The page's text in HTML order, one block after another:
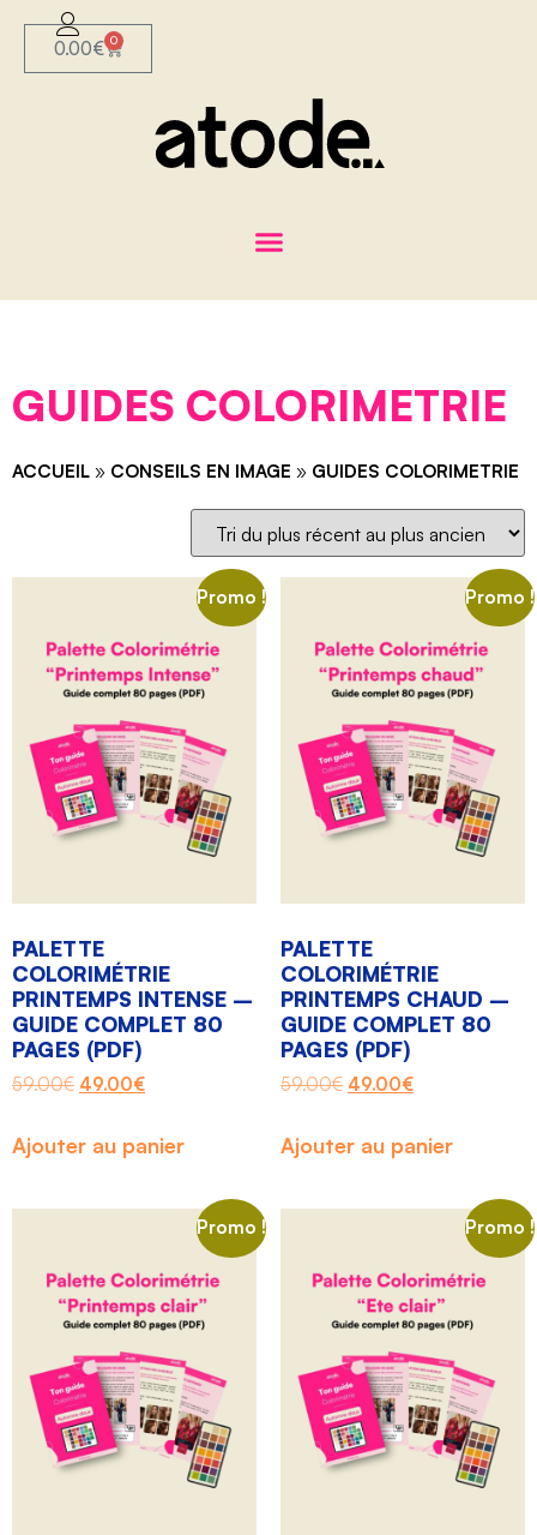
0.00€ 0
GUIDES COLORIMETRIE
ACCUEIL » CONSEILS EN IMAGE » GUIDES COLORIMETRIE
Promo !
PALETTE
COLORIMÉTRIE
PRINTEMPS INTENSE –
GUIDE COMPLET 80
PAGES (PDF)
59.00€ 49.00€
Ajouter au panier
Promo !
PALETTE
COLORIMÉTRIE
PRINTEMPS CHAUD –
GUIDE COMPLET 80
PAGES (PDF)
59.00€ 49.00€
Ajouter au panier
Promo ! Promo !